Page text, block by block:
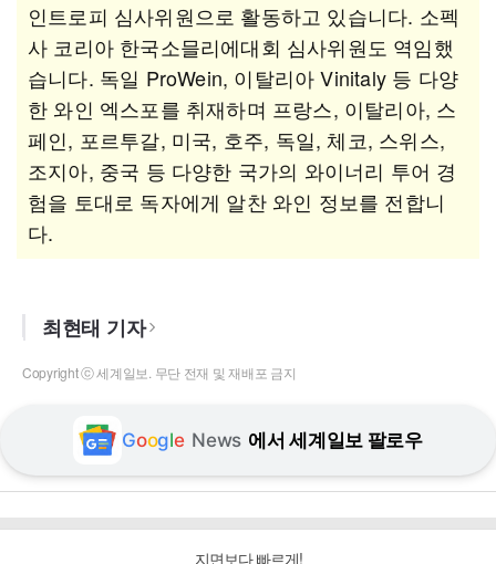
인트로피 심사위원으로 활동하고 있습니다. 소펙
사 코리아 한국소믈리에대회 심사위원도 역임했
습니다. 독일 ProWein, 이탈리아 Vinitaly 등 다양
한 와인 엑스포를 취재하며 프랑스, 이탈리아, 스
페인, 포르투갈, 미국, 호주, 독일, 체코, 스위스,
조지아, 중국 등 다양한 국가의 와이너리 투어 경
험을 토대로 독자에게 알찬 와인 정보를 전합니
다.
최현태 기자
Copyright ⓒ 세계일보. 무단 전재 및 재배포 금지
Google News 에서 세계일보 팔로우
지면보다 빠르게!